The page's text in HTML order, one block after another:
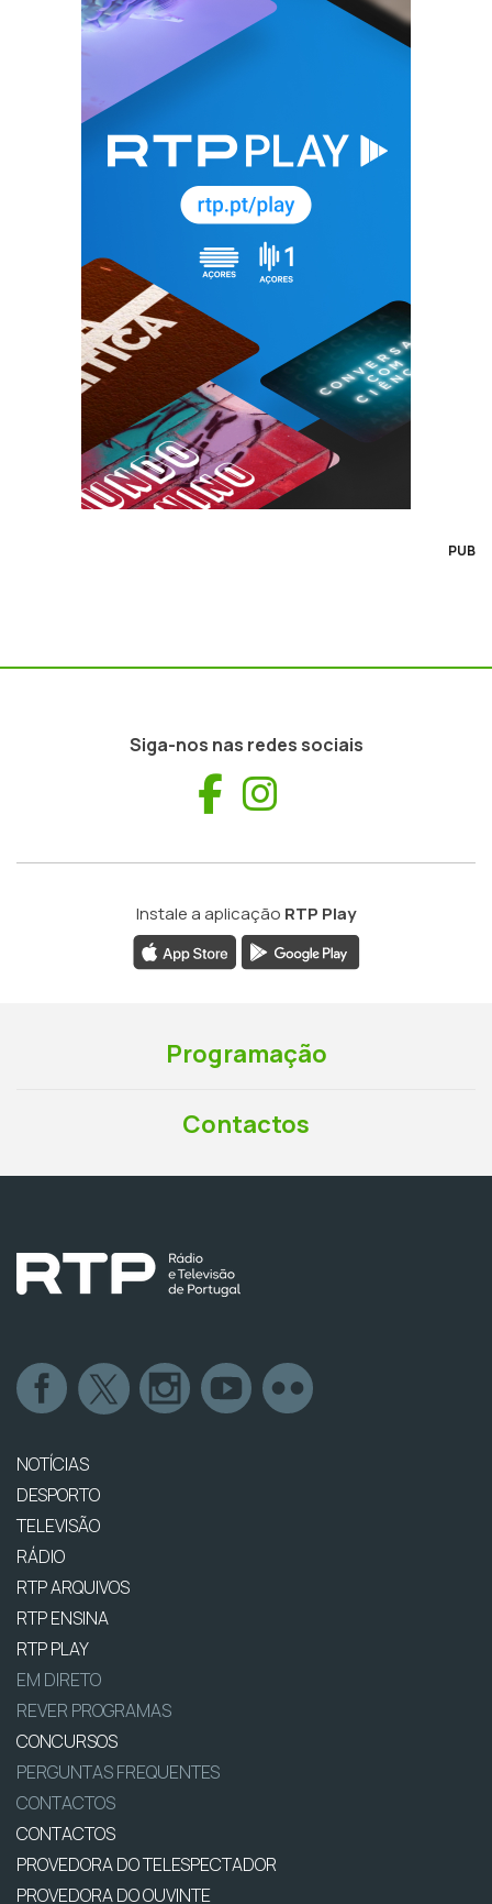
PUB
Siga-nos nas redes sociais
Facebook
Instale a aplicação RTP Play
Programação
Contactos
NOTÍCIAS
DESPORTO
TELEVISÃO
RÁDIO
RTP ARQUIVOS
RTP ENSINA
RTP PLAY
EM DIRETO
REVER PROGRAMAS
CONCURSOS
PERGUNTAS FREQUENTES
CONTACTOS
CONTACTOS
PROVEDORA DO TELESPECTADOR
PROVEDORA DO OUVINTE